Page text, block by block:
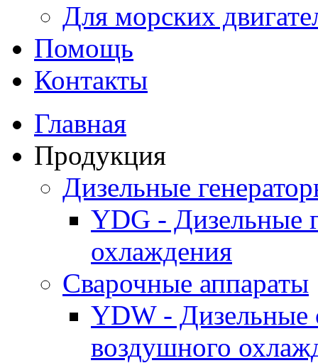
Для морских
Помощь
Контакты
Главная
Продукция
Дизельные
YDG - Дизельные
охлаждения
Cварочные аппараты
YDW - Дизельные
воздушного